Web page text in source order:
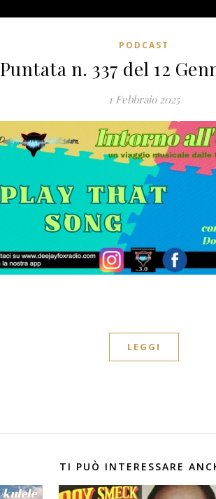
PODCAST
Puntata n. 337 del 12
1 Febbraio 2025
LEGGI
TI PUÒ INTERESSARE